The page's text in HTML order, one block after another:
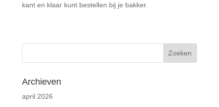
kant en klaar kunt bestellen bij je bakker.
Archieven
april 2026